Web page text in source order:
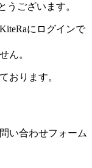
うございます。
にログインで
ん。
おります。
い合わせフォーム